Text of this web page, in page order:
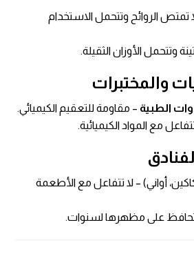
تمتص الروائح وتتحمل الاستخدام
وتتحمل الأوزان الثقيلة.
الطبية – مقاومة للتعقيم الكيميائي.
مع المواد الكيميائية.
أواني) – لا تتفاعل مع الأطعمة
على مظهرها لسنوات.